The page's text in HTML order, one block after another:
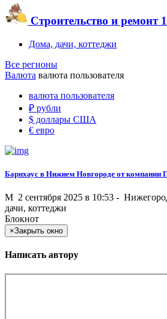
Строительство и ремонт 1
Дома, дачи, коттеджи
Все регионы
Валюта валюта пользователя
валюта пользователя
₽ рубли
$ доллары США
€ евро
Барнхаус в Нижнем Новгороде от компании
M 2 сентября 2025 в 10:53 -
дачи, коттеджи
Блокнот
×Закрыть окно
Написать автору